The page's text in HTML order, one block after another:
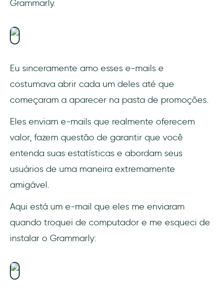
Grammarly.
Eu sinceramente amo esses e-mails e
costumava abrir cada um deles até que
começaram a aparecer na pasta de promoções.
Eles enviam e-mails que realmente oferecem
valor, fazem questão de garantir que você
entenda suas estatísticas e abordam seus
usuários de uma maneira extremamente
amigável.
Aqui está um e-mail que eles me enviaram
quando troquei de computador e me esqueci de
instalar o Grammarly: